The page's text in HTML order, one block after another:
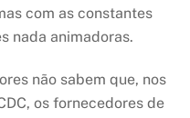
com as constantes
nada animadoras.
não sabem que, nos
os fornecedores de